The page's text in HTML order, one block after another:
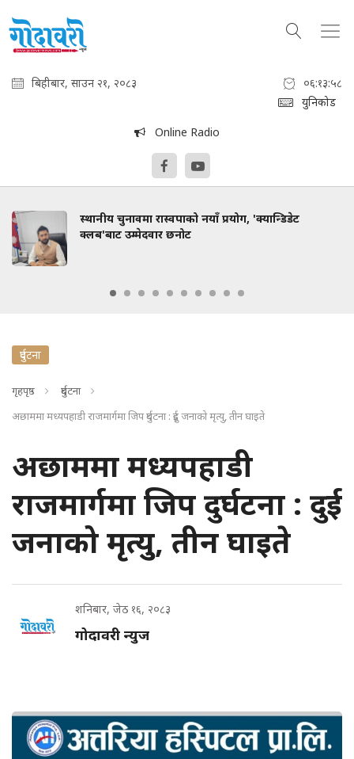
बिहीबार, साउन २१, २०८३
०६:१३:५९
युनिकोड
Online Radio
स्थानीय चुनावमा रास्वपाको नयाँ प्रयोग, 'क्यान्डिडेट
क्लब'बाट उम्मेदवार छनोट
दुर्घटना
गृहपृष्ठ
दुर्घटना
अछाममा मध्यपहाडी राजमार्गमा जिप दुर्घटना : दुई जनाको मृत्यु, तीन घाइते
अछाममा मध्यपहाडी
राजमार्गमा जिप दुर्घटना : दुई
जनाको मृत्यु, तीन घाइते
शनिबार, जेठ १६, २०८३
गोदावरी न्युज